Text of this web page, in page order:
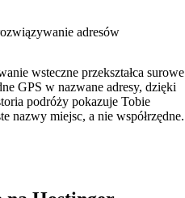
adresów
wsteczne przekształca surowe
GPS w nazwane adresy, dzięki
podróży pokazuje Tobie
nazwy miejsc, a nie współrzędne.